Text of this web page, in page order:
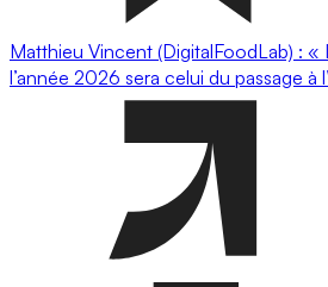
Matthieu Vincent (DigitalFoodLab) : «
l’année 2026 sera celui du passage à